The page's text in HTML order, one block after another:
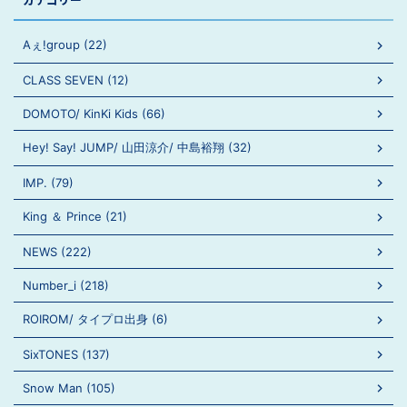
Aぇ!group (22)
CLASS SEVEN (12)
DOMOTO/ KinKi Kids (66)
Hey! Say! JUMP/ 山田涼介/ 中島裕翔 (32)
IMP. (79)
King ＆ Prince (21)
NEWS (222)
Number_i (218)
ROIROM/ タイプロ出身 (6)
SixTONES (137)
Snow Man (105)